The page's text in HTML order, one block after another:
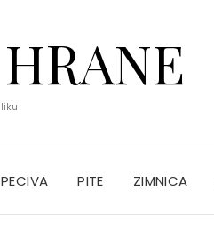
PITE ZIMNICA